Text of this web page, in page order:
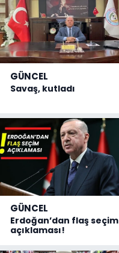
GÜNCEL
Savaş, kutladı
GÜNCEL
Erdoğan’dan flaş seçim
açıklaması!